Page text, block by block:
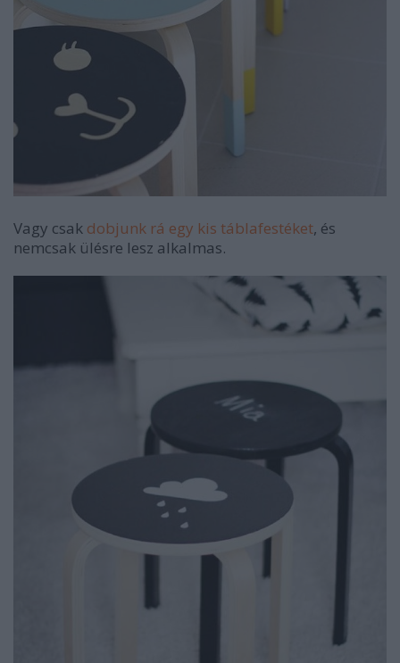
Vagy csak dobjunk rá egy kis táblafestéket, és
nemcsak ülésre lesz alkalmas.